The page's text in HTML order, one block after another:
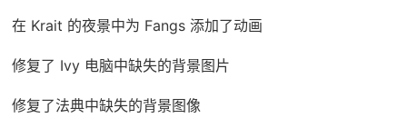
在 Krait 的夜景中为 Fangs 添加了动画
修复了 Ivy 电脑中缺失的背景图片
修复了法典中缺失的背景图像